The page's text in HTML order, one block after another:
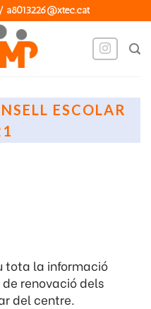
a8013226@xtec.cat
ESCOLAR
tota la informació
renovació dels
del centre.